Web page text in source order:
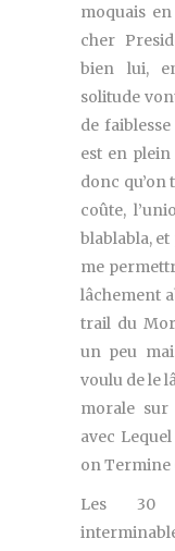
moquais
cher
bien lui,
solitude
de
est en plein
donc qu’on
coûte,
blablabla,
me
lâchement
trail du
un peu
voulu de le
morale sur
avec
on Termine
Les 30